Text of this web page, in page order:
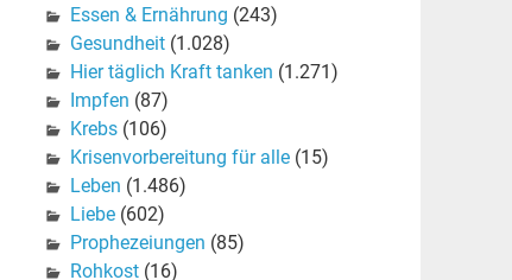
Essen & Ernährung (243)
Gesundheit(1.028)
Hier täglich Kraft tanken (1.271)
Impfen (87)
Krebs(106)
Krisenvorbereitung für alle(15)
Leben (1.486)
Liebe(602)
Prophezeiungen (85)
Rohkost(16)